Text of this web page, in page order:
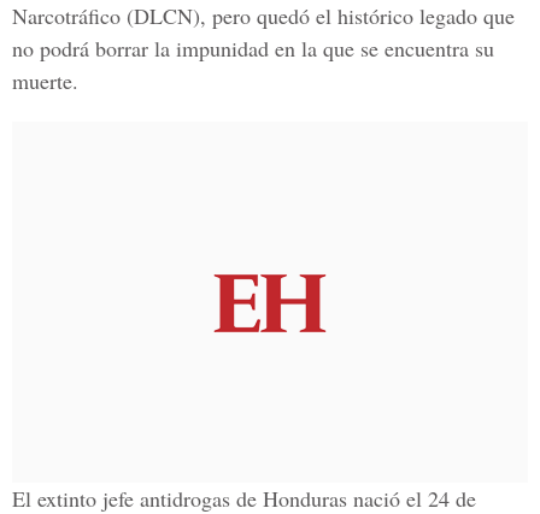
Narcotráfico (DLCN), pero quedó el histórico legado que
no podrá borrar la impunidad en la que se encuentra su
muerte.
El extinto jefe antidrogas de Honduras nació el 24 de